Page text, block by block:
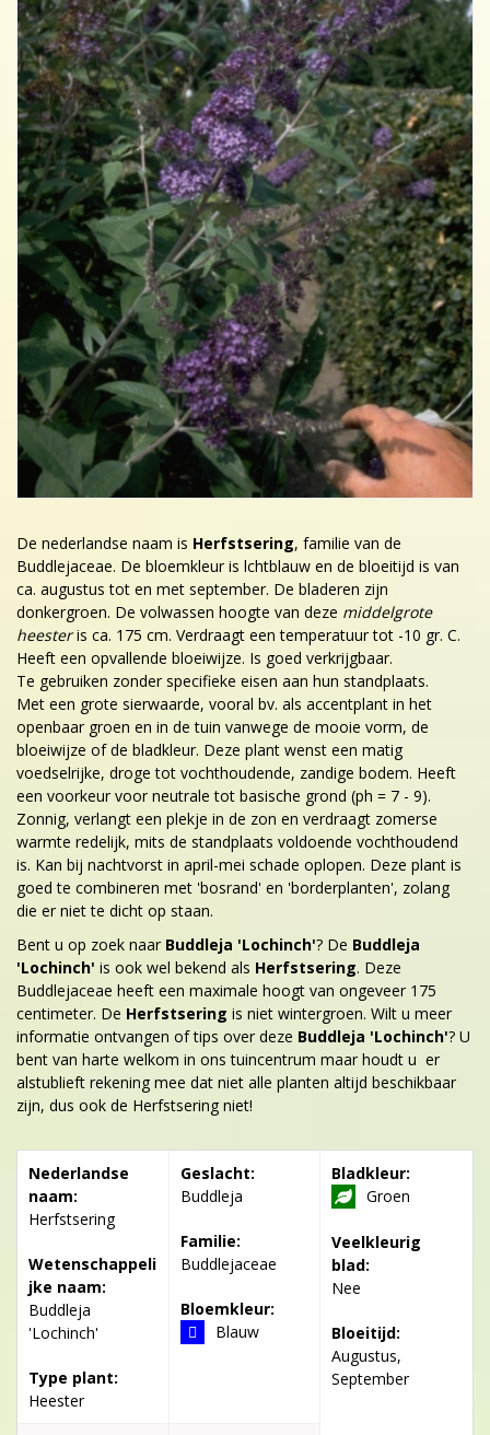
De nederlandse naam is Herfstsering, familie van de
Buddlejaceae. De bloemkleur is lchtblauw en de bloeitijd is van
ca. augustus tot en met september. De bladeren zijn
donkergroen. De volwassen hoogte van deze middelgrote
heesteris ca. 175 cm. Verdraagt een temperatuur tot -10 gr. C.
Heeft een opvallende bloeiwijze. Is goed verkrijgbaar.
Te gebruiken zonder specifieke eisen aan hun standplaats.
Met een grote sierwaarde, vooral bv. als accentplant in het
openbaar groen en in de tuin vanwege de mooie vorm, de
bloeiwijze of de bladkleur. Deze plant wenst een matig
voedselrijke, droge tot vochthoudende, zandige bodem. Heeft
een voorkeur voor neutrale tot basische grond (ph = 7 - 9).
Zonnig, verlangt een plekje in de zon en verdraagt zomerse
warmte redelijk, mits de standplaats voldoende vochthoudend
is. Kan bij nachtvorst in april-mei schade oplopen. Deze plant is
goed te combineren met 'bosrand' en 'borderplanten', zolang
die er niet te dicht op staan.
Bent u op zoek naar Buddleja 'Lochinch'? De Buddleja
'Lochinch' is ook wel bekend als Herfstsering. Deze
Buddlejaceae heeft een maximale hoogt van ongeveer 175
centimeter. De Herfstsering is niet wintergroen. Wilt u meer
informatie ontvangen of tips over deze Buddleja 'Lochinch'? U
bent van harte welkom in ons tuincentrum maar houdt u er
alstublieft rekening mee dat niet alle planten altijd beschikbaar
zijn, dus ook de Herfstsering niet!
Nederlandse
naam:
Herfstsering
Wetenschappeli
jke naam:
Buddleja
'Lochinch'
Type plant:
Heester
Geslacht:
Buddleja
Familie:
Buddlejaceae
Bloemkleur:
Blauw
Bladkleur:
Groen
Veelkleurig
blad:
Nee
Bloeitijd:
Augustus,
September